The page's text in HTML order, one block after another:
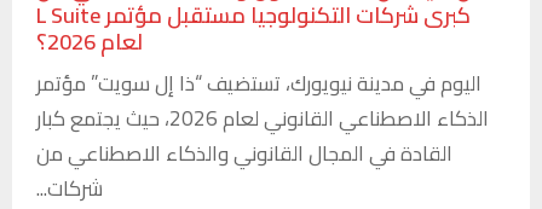
كبرى شركات التكنولوجيا مستقبل مؤتمر L Suite
لعام 2026؟
اليوم في مدينة نيويورك، تستضيف “ذا إل سويت” مؤتمر
الذكاء الاصطناعي القانوني لعام 2026، حيث يجتمع كبار
القادة في المجال القانوني والذكاء الاصطناعي من
شركات...